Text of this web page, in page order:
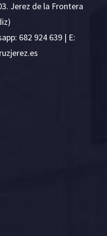
Jerez de la Frontera
682 924 639 | E:
se.ze
rejzu